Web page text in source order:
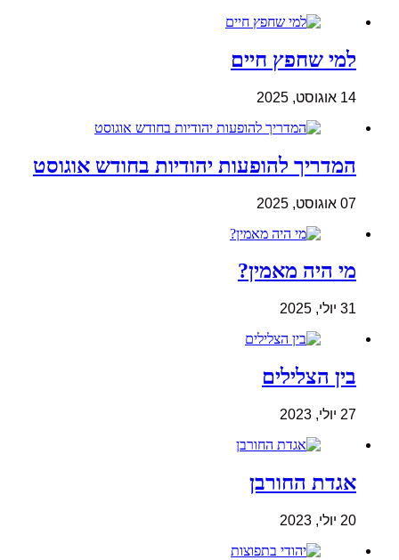
למי שחפץ חיים
14 אוגוסט, 2025
המדריך להופעות יהודיות בחודש אוגוסט
07 אוגוסט, 2025
מי היה מאמין?
31 יולי, 2025
בין הצלילים
27 יולי, 2023
אגדת החורבן
20 יולי, 2023